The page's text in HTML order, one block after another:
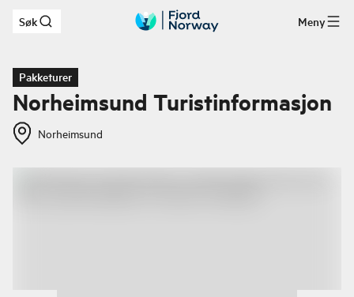
Hopp til hovedinnhold
Søk Meny
Pakketurer
Norheimsund Turistinformasjon
Norheimsund